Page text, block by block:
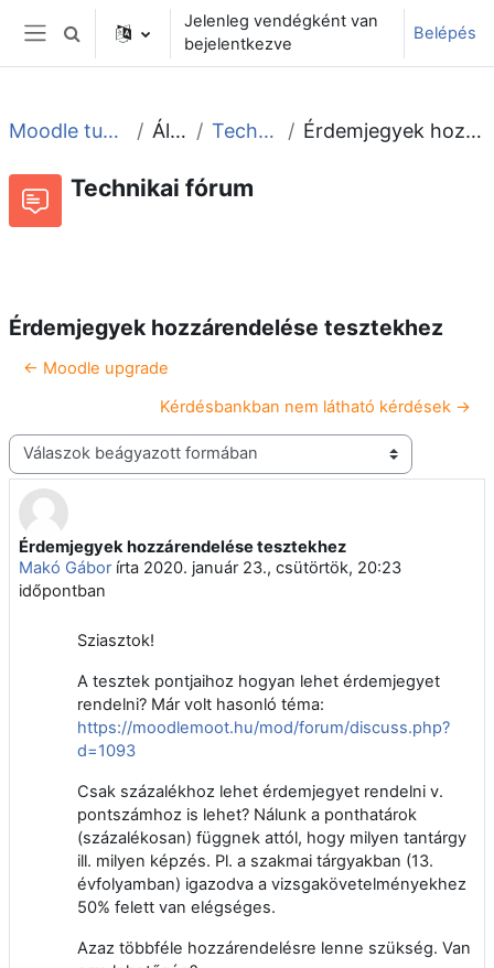
Tovább a fő tartalomhoz
Oldalpanel
Keresési bemeneti adatok váltása
Jelenleg vendégként van
bejelentkezve
Belépés
Moodle tudástár és fórum Általános Technikai fórum Érdemjegyek hozzárendelése tesztekhez
Technikai fórum
Érdemjegyek hozzárendelése tesztekhez
← Moodle upgrade
Kérdésbankban nem látható kérdések →
Megjelenítési mód
Érdemjegyek hozzárendelése tesztekhez
Makó Gábor írta 2020. január 23., csütörtök, 20:23
időpontban
Válaszok szám: 3
Sziasztok!
A tesztek pontjaihoz hogyan lehet érdemjegyet
rendelni? Már volt hasonló téma:
https://moodlemoot.hu/mod/forum/discuss.php?
d=1093
Csak százalékhoz lehet érdemjegyet rendelni v.
pontszámhoz is lehet? Nálunk a ponthatárok
(százalékosan) függnek attól, hogy milyen tantárgy
ill. milyen képzés. Pl. a szakmai tárgyakban (13.
évfolyamban) igazodva a vizsgakövetelményekhez
50% felett van elégséges.
Azaz többféle hozzárendelésre lenne szükség. Van